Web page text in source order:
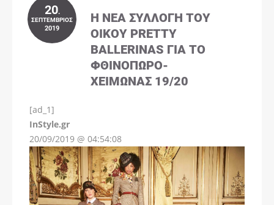
20.
ΣΕΠΤΈΜΒΡΙΟΣ
2019
Η ΝΈΑ ΣΥΛΛΟΓΉ ΤΟΥ
ΟΊΚΟΥ PRETTY
BALLERINAS ΓΙΑ ΤΟ
ΦΘΙΝΌΠΩΡΟ-
ΧΕΙΜΏΝΑΣ 19/20
[ad_1]
InStyle.gr
20/09/2019 @ 04:54:08